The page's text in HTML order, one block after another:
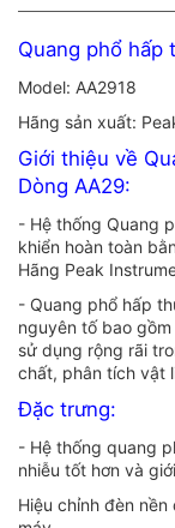
Quang phổ hấp
Model: AA2918
Hãng sản xuất:
Giới thiệu về
Dòng AA29:
- Hệ thống Quang
khiển hoàn toàn
Hãng Peak
- Quang phổ hấp
nguyên tố bao
sử dụng rộng rãi
chất, phân tích vật
Đặc trưng:
- Hệ thống quang
nhiễu tốt hơn và
Hiệu chỉnh đèn